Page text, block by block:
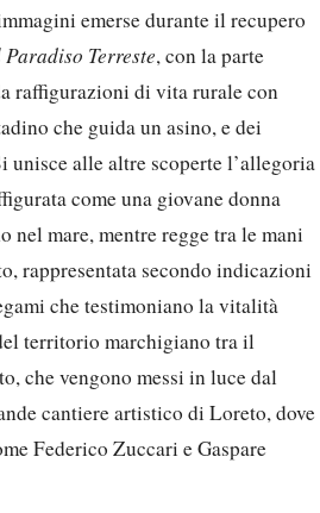
emerse durante il recupero
Terreste, con la parte
raffigurazioni di vita rurale con
che guida un asino, e dei
unisce alle altre scoperte l’allegoria
come una giovane donna
nel mare, mentre regge tra le mani
rappresentata secondo indicazioni
che testimoniano la vitalità
territorio marchigiano tra il
che vengono messi in luce dal
cantiere artistico di Loreto, dove
Federico Zuccari e Gaspare